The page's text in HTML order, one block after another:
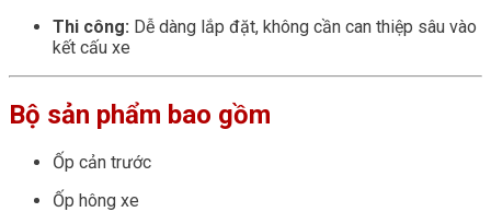
Thi công: Dễ dàng lắp đặt, không cần can thiệp sâu vào
kết cấu xe
Bộ sản phẩm bao gồm
Ốp cản trước
Ốp hông xe